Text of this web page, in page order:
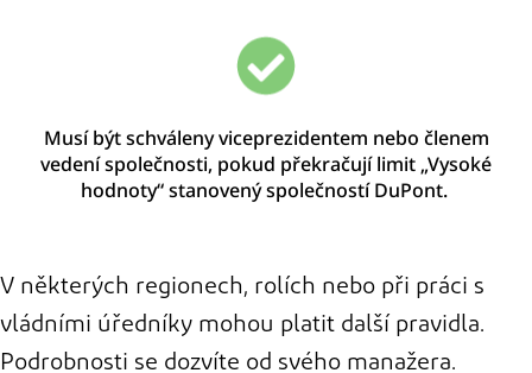
Musí být schválenyviceprezidentem nebo členem
vedení společnosti, pokud překračují limit „Vysoké
hodnoty“ stanovený společností DuPont.
V některých regionech, rolích nebo při práci s
vládními úředníky mohou platit další pravidla.
Podrobnosti se dozvíte od svého manažera.